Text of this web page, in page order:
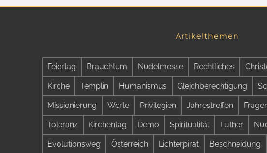
Artikelthemen
Feiertag Brauchtum Nudelmesse Rechtliches
Kirche Templin Humanismus Gleichberechtigung
Missionierung Werte Privilegien Jahrestreffen
Toleranz Kirchentag Demo Spiritualität Luther
Evolutionsweg Österreich Lichterpirat Beschneidung